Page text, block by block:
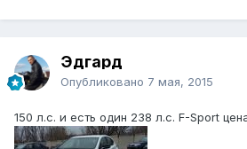
Эдгард
Опубликовано 7 мая, 2015
150 л.с. и есть один 238 л.с. F-Sport